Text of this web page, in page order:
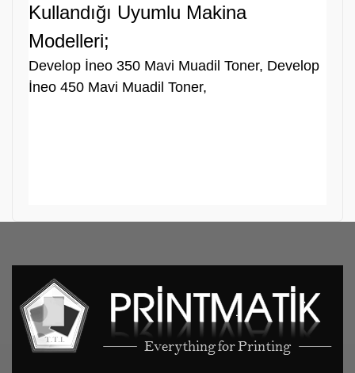
Kullandığı Uyumlu Makina
Modelleri;
Develop İneo 350 Mavi Muadil Toner, Develop
İneo 450 Mavi Muadil Toner,